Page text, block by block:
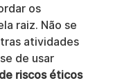
os
raiz. Não se
atividades
de usar
riscos éticos